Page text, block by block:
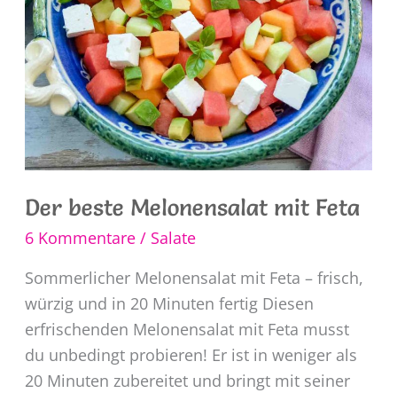
Der beste Melonensalat mit Feta
6 Kommentare / Salate
Sommerlicher Melonensalat mit Feta – frisch,
würzig und in 20 Minuten fertig Diesen
erfrischenden Melonensalat mit Feta musst
du unbedingt probieren! Er ist in weniger als
20 Minuten zubereitet und bringt mit seiner